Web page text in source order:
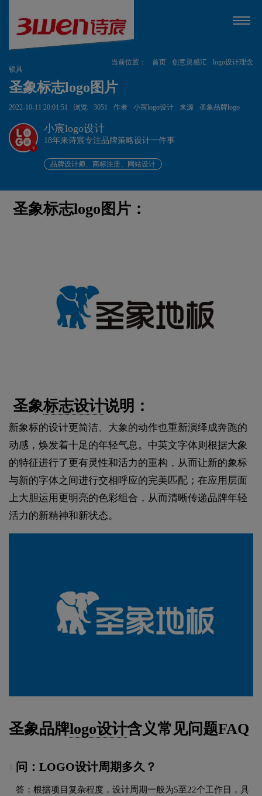
当前位置： 首页 创意灵感汇
logo设计理念
锁具
圣象标志logo图片
2022-10-11 20:01:51 浏览 3051 作者 小宸logo设计 来源 圣象品牌logo
v
小宸logo设计
18年来诗宸专注品牌策略设计一件事
品牌设计师、商标注册、网站设计
圣象标志logo图片：
圣象标志设计说明：
新象标的设计更简洁、大象的动作也重新演绎成奔跑的
动感，焕发着十足的年轻气息。中英文字体则根据大象
的特征进行了更有灵性和活力的重构，从而让新的象标
与新的字体之间进行交相呼应的完美匹配；在应用层面
上大胆运用更明亮的色彩组合，从而清晰传递品牌年轻
活力的新精神和新状态。
圣象品牌logo设计含义常见问题FAQ
问：LOGO设计周期多久？
答：根据项目复杂程度，设计周期一般为5至22个工作日，具